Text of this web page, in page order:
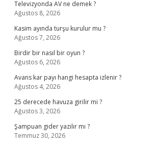
Televizyonda AV ne demek ?
Ağustos 8, 2026
Kasim ayında turşu kurulur mu ?
Ağustos 7, 2026
Birdir bir nasıl bir oyun ?
Ağustos 6, 2026
Avans kar payı hangi hesapta izlenir ?
Ağustos 4, 2026
25 derecede havuza girilir mi ?
Ağustos 3, 2026
Şampuan gider yazılır mı ?
Temmuz 30, 2026